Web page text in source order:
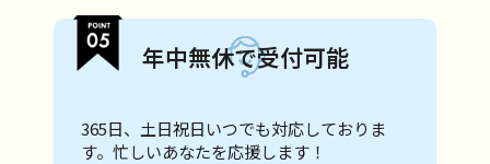
年中無休で受付可能
365日、土日祝日いつでも対応しておりま
す。忙しいあなたを応援します！